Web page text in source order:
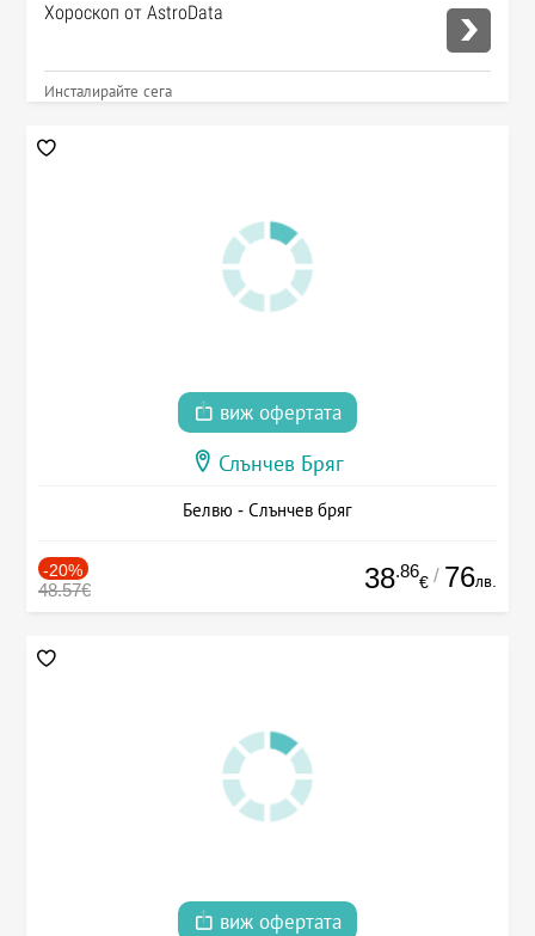
Хороскоп от AstroData
Инсталирайте сега
виж офертата
Слънчев Бряг
Белвю - Слънчев бряг
-20%
48.57€ 38.86
€ / 76лв.
виж офертата